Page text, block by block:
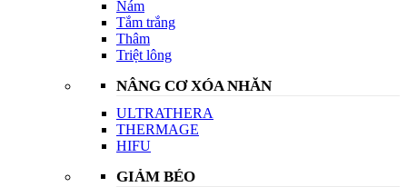
Nám
Tắm trắng
Thâm
Triệt lông
NÂNG CƠ XÓA NHĂN
ULTRATHERA
THERMAGE
HIFU
GIẢM BÉO